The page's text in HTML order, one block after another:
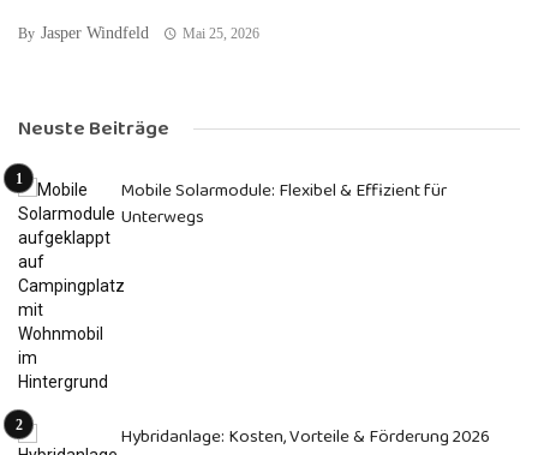
By Jasper Windfeld Mai 25, 2026
Neuste Beiträge
Mobile Solarmodule: Flexibel & Effizient für
Unterwegs
Hybridanlage: Kosten, Vorteile & Förderung 2026